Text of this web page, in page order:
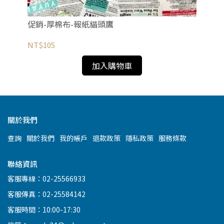
促銷-厚棉布-報紙貓頭鷹
NT$105
加入購物車
關於我們
查詢 關於我們 我的帳戶 退款政策 隱私政策 服務條款
聯絡資訊
客服專線：02-25566933
客服傳真：02-25584142
客服時間：10:00-17:30